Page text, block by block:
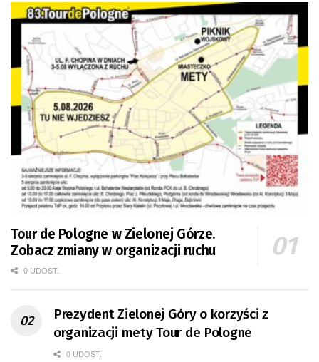
Tour de Pologne w Zielonej Górze.
Zobacz zmiany w organizacji ruchu
0 UDOST.
Prezydent Zielonej Góry o korzyści z
organizacji mety Tour de Pologne
0 UDOST.